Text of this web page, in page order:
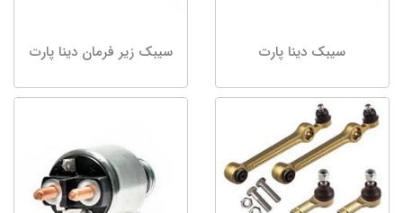
سیبک دینا پارت سیبک زیر فرمان دینا پارت